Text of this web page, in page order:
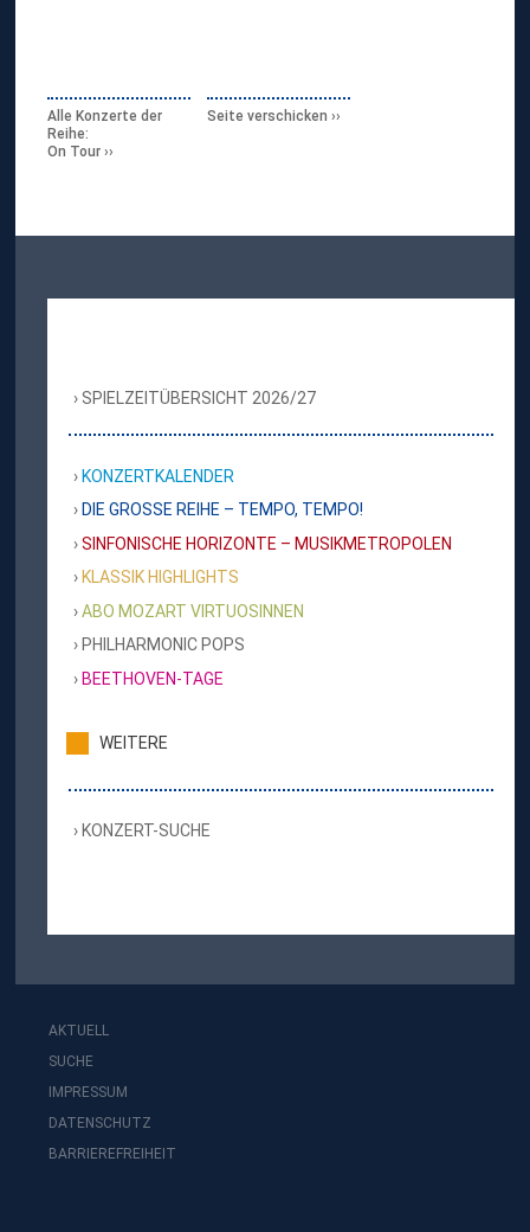
Alle Konzerte der
Reihe:
On Tour
Seite verschicken
SPIELZEITÜBERSICHT 2026/27
KONZERTKALENDER
DIE GROSSE REIHE – TEMPO, TEMPO!
SINFONISCHE HORIZONTE – MUSIKMETROPOLEN
KLASSIK HIGHLIGHTS
ABO MOZART VIRTUOSINNEN
PHILHARMONIC POPS
BEETHOVEN-TAGE
WEITERE
KONZERT-SUCHE
AKTUELL
SUCHE
IMPRESSUM
DATENSCHUTZ
BARRIEREFREIHEIT